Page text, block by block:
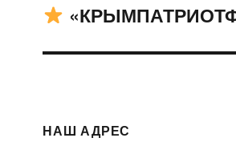
Следующая
НАШ АДРЕС